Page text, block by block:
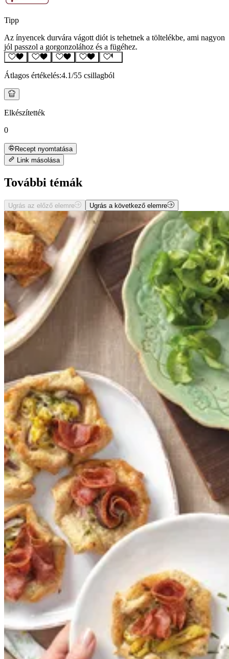
Tipp
Az ínyencek durvára vágott diót is tehetnek a töltelékbe, ami nagyon
jól passzol a gorgonzolához és a fügéhez.
Átlagos értékelés:4.1/55 csillagból
Elkészítették
0
Recept nyomtatása
Link másolása
További témák
Ugrás az előző elemre Ugrás a következő elemre